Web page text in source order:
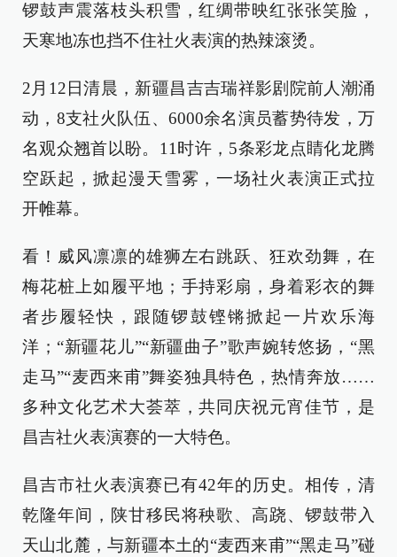
锣鼓声震落枝头积雪，红绸带映红张张笑脸，
天寒地冻也挡不住社火表演的热辣滚烫。
2月12日清晨，新疆昌吉吉瑞祥影剧院前人潮涌
动，8支社火队伍、6000余名演员蓄势待发，万
名观众翘首以盼。11时许，5条彩龙点睛化龙腾
空跃起，掀起漫天雪雾，一场社火表演正式拉
开帷幕。
看！威风凛凛的雄狮左右跳跃、狂欢劲舞，在
梅花桩上如履平地；手持彩扇，身着彩衣的舞
者步履轻快，跟随锣鼓铿锵掀起一片欢乐海
洋；“新疆花儿”“新疆曲子”歌声婉转悠扬，“黑
走马”“麦西来甫”舞姿独具特色，热情奔放……
多种文化艺术大荟萃，共同庆祝元宵佳节，是
昌吉社火表演赛的一大特色。
昌吉市社火表演赛已有42年的历史。相传，清
乾隆年间，陕甘移民将秧歌、高跷、锣鼓带入
天山北麓，与新疆本土的“麦西来甫”“黑走马”碰